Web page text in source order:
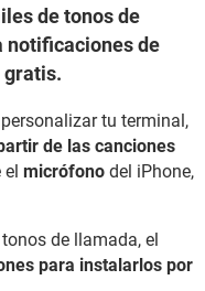
de tonos de
notificaciones de
gratis.
tu terminal,
de las canciones
el micrófono del iPhone,
de llamada, el
para instalarlos por